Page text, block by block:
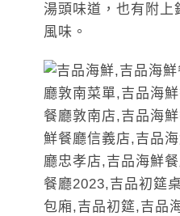
湯頭味道，也有附上
風味。